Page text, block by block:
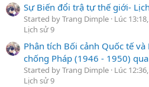
Sự Biến đổi trậ tự thế giới-
Started by Trang Dimple Lúc
Lịch sử 9
Phân tích Bối cảnh Quốc tế
chống Pháp (1946 - 1950)
Started by Trang Dimple Lúc
Lịch sử 9